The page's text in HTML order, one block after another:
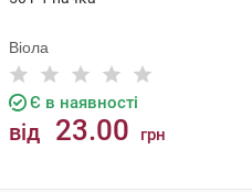
Віола
Є в наявності
від 23.00 грн